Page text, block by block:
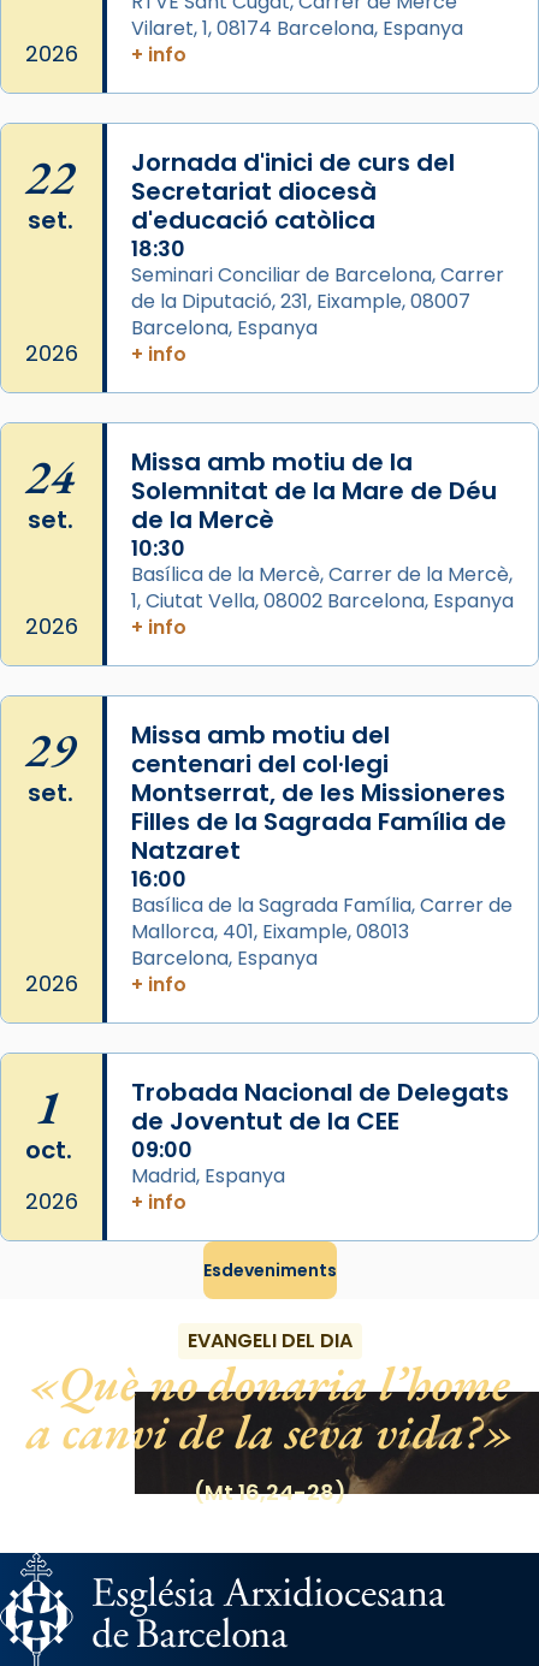
duració aproximada de tres hores. Després,
processó (recuperada el 1972) al voltant
del temple amb les relíquies de les santes.
Des de 1985 hi participa també un grup de
diablesses amb música i ball propis. Festa
gran a Mataró.
«Si vols saber què és calor, ves per les
Santes a Mataró»🥵.
Photo
View on Facebook · Share
2 weeks ago
seu germà Joan i Pere un dels que
acompanyava més de prop Jesús.
Segons el llibre dels Fets (12,2) fou el primer
apòstol màrtir, decapitat a Jerusalem per
Herodes Agripa (vers l'any 44).
musulmanes fou venerat com a patró dels
Regnes castellans i més tard de tota
Espanya.
El seu sepulcre a Compostela fou un gran
centre de peregrinacions medievals de tot
el món cristià, després de Roma i terra
«A Raïms de Sant Jaume, raïms aigualits;
raïms de setembre te'n llepes els dits»,
segons una dita popular.
2026
Vilaret, 1, 08174 Barcelona, Espanya
+ info
22
set.
2026
Jornada d'inici de curs del
Secretariat diocesà
d'educació catòlica
18:30
Seminari Conciliar de Barcelona, Carrer
de la Diputació, 231, Eixample, 08007
Barcelona, Espanya
+ info
24
set.
2026
Missa amb motiu de la
Solemnitat de la Mare de Déu
de la Mercè
10:30
Basílica de la Mercè, Carrer de la Mercè,
1, Ciutat Vella, 08002 Barcelona, Espanya
+ info
29
set.
2026
Missa amb motiu del
centenari del col·legi
Montserrat, de les Missioneres
Filles de la Sagrada Família de
Natzaret
16:00
Basílica de la Sagrada Família, Carrer de
Mallorca, 401, Eixample, 08013
Barcelona, Espanya
+ info
1
oct.
2026
Trobada Nacional de Delegats
de Joventut de la CEE
09:00
Madrid, Espanya
+ info
Esdeveniments
EVANGELI DEL DIA
Què no donaria l’home
a canvi de la seva vida?
(Mt 16,24-28)